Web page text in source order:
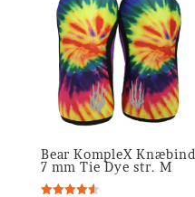
Bear KompleX Knæbind
7 mm Tie Dye str. M